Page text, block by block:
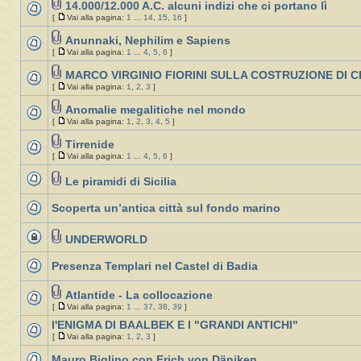
14.000/12.000 A.C. alcuni indizi che ci portano lì
[ Vai alla pagina: 1 ... 14, 15, 16 ]
Anunnaki, Nephilim e Sapiens
[ Vai alla pagina: 1 ... 4, 5, 6 ]
MARCO VIRGINIO FIORINI SULLA COSTRUZIONE DI
[ Vai alla pagina: 1, 2, 3 ]
Anomalie megalitiche nel mondo
[ Vai alla pagina: 1, 2, 3, 4, 5 ]
Tirrenide
[ Vai alla pagina: 1 ... 4, 5, 6 ]
Le piramidi di Sicilia
Scoperta un’antica città sul fondo marino
UNDERWORLD
Presenza Templari nel Castel di Badia
Atlantide - La collocazione
[ Vai alla pagina: 1 ... 37, 38, 39 ]
l'ENIGMA DI BAALBEK E I "GRANDI ANTICHI"
[ Vai alla pagina: 1, 2, 3 ]